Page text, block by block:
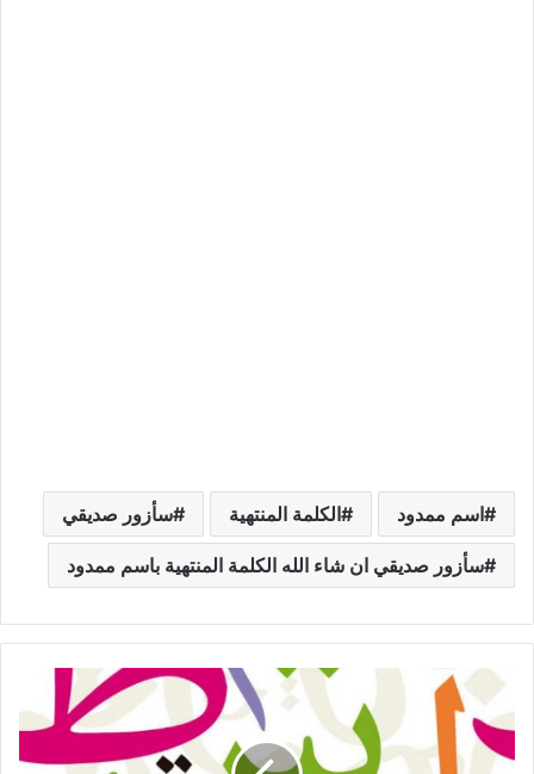
اسم ممدود الكلمة المنتهية سأزور صديقي
سأزور صديقي ان شاء الله الكلمة المنتهية باسم ممدود